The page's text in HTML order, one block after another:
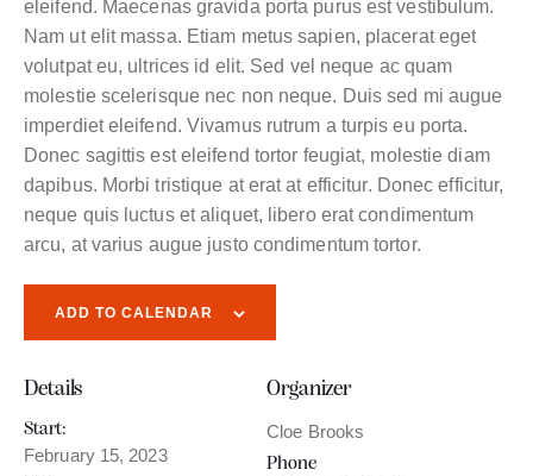
eleifend. Maecenas gravida porta purus est vestibulum.
Nam ut elit massa. Etiam metus sapien, placerat eget
volutpat eu, ultrices id elit. Sed vel neque ac quam
molestie scelerisque nec non neque. Duis sed mi augue
imperdiet eleifend. Vivamus rutrum a turpis eu porta.
Donec sagittis est eleifend tortor feugiat, molestie diam
dapibus. Morbi tristique at erat at efficitur. Donec efficitur,
neque quis luctus et aliquet, libero erat condimentum
arcu, at varius augue justo condimentum tortor.
ADD TO CALENDAR
Details
Start:
February 15, 2023
Organizer
Cloe Brooks
Phone